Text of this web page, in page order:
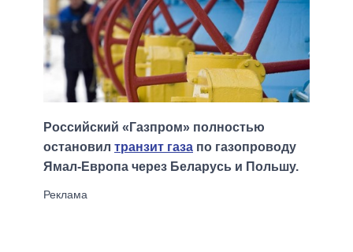
Российский «Газпром» полностью
остановил транзит газа по газопроводу
Ямал-Европа через Беларусь и Польшу.